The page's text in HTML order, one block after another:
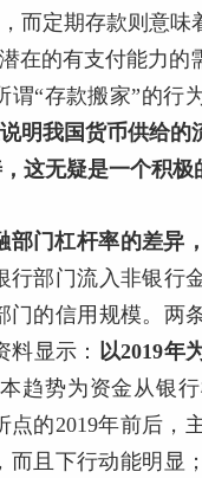
而定期存款则意
在的有支付能力
“存款搬家”的行
明我国货币供给的
这无疑是一个积极
部门杠杆率的差异
部门流入非银行
的信用规模。两
显示： 以2019年
趋势为资金从银
的2019年前后，
且下行动能明显；